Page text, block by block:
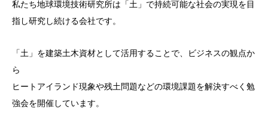
私たち地球環境技術研究所は「土」で持続可能な社会の実現を目
指し研究し続ける会社です。
「土」を建築土木資材として活用することで、ビジネスの観点か
ら
ヒートアイランド現象や残土問題などの環境課題を解決すべく勉
強会を開催しています。